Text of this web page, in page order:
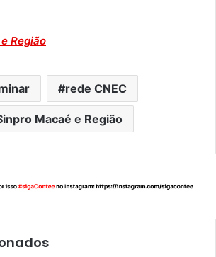
Região
rede CNEC
Macaé e Região